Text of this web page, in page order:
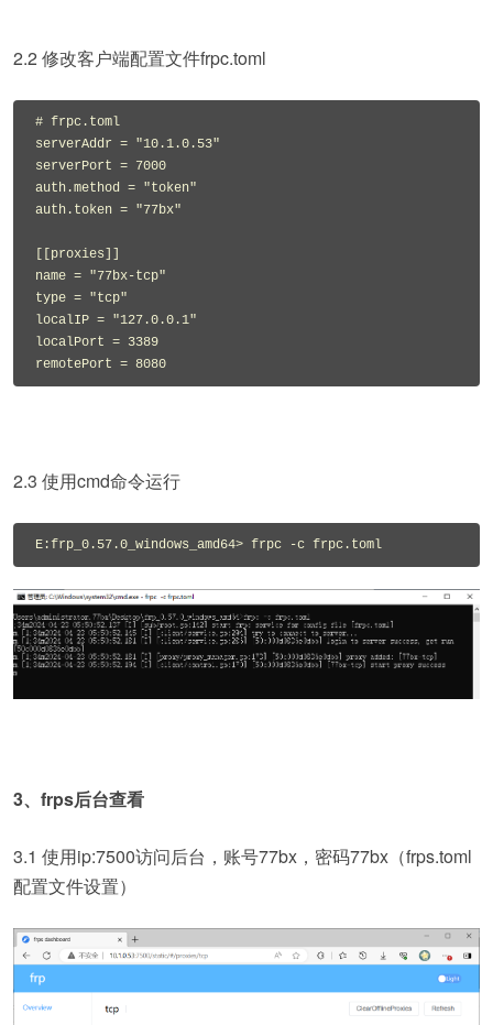
2.2 修改客户端配置文件frpc.toml
# frpc.toml
serverAddr = "10.1.0.53"
serverPort = 7000
auth.method = "token"
auth.token = "77bx"
[[proxies]]
name = "77bx-tcp"
type = "tcp"
localIP = "127.0.0.1"
localPort = 3389
remotePort = 8080
2.3 使用cmd命令运行
E:frp_0.57.0_windows_amd64> frpc -c frpc.toml
3、frps后台查看
3.1 使用ip:7500访问后台，账号77bx，密码77bx（frps.toml
配置文件设置）